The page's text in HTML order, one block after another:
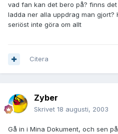
vad fan kan det bero på? finns
ladda ner alla uppdrag man gjort?
seriöst inte göra om allt
Citera
Zyber
Skrivet 18 augusti, 2003
Gå in i Mina Dokument, och sen